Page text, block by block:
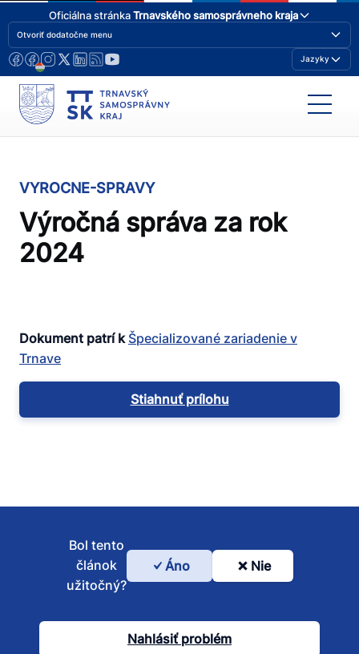
Oficiálna stránkaTrnavského samosprávneho kraja
Otvoriť dodatočne menu
Jazyky
VYROCNE-SPRAVY
Výročná správa za rok
2024
Dokument patrí k Špecializované zariadenie v
Trnave
Stiahnuť prílohu
Bol
článok
Bol tento
článok
užitočný?
Áno Nie
Nahlásiť problém